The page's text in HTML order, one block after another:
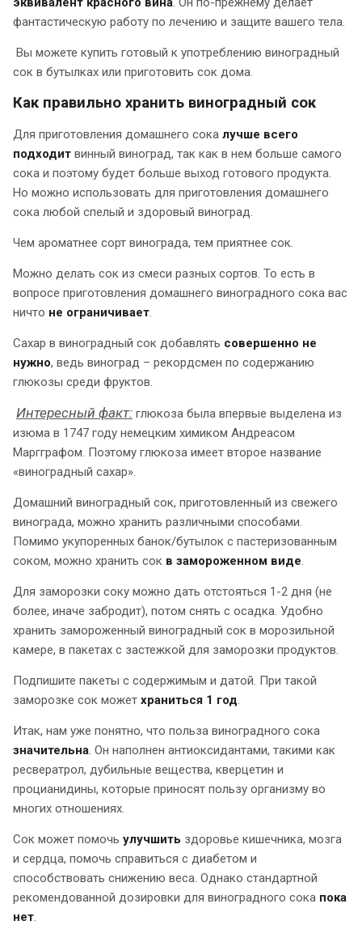
фантастическую работу по лечению и защите вашего тела.
Вы можете купить готовый к употреблению виноградный
сок в бутылках или приготовить сок дома.
Как правильно хранить виноградный сок
Для приготовления домашнего сока лучше всего
подходит винный виноград, так как в нем больше самого
сока и поэтому будет больше выход готового продукта.
Но можно использовать для приготовления домашнего
сока любой спелый и здоровый виноград.
Чем ароматнее сорт винограда, тем приятнее сок.
Можно делать сок из смеси разных сортов. То есть в
вопросе приготовления домашнего виноградного сока вас
ничто не ограничивает.
Сахар в виноградный сок добавлять совершенно не
нужно, ведь виноград – рекордсмен по содержанию
глюкозы среди фруктов.
Интересный факт: глюкоза была впервые выделена из
изюма в 1747 году немецким химиком Андреасом
Маргграфом. Поэтому глюкоза имеет второе название
«виноградный сахар».
Домашний виноградный сок, приготовленный из свежего
винограда, можно хранить различными способами.
Помимо укупоренных банок/бутылок с пастеризованным
соком, можно хранить сок в замороженном виде.
Для заморозки соку можно дать отстояться 1-2 дня (не
более, иначе забродит), потом снять с осадка. Удобно
хранить замороженный виноградный сок в морозильной
камере, в пакетах с застежкой для заморозки продуктов.
Подпишите пакеты с содержимым и датой. При такой
заморозке сок может храниться 1 год.
Итак, нам уже понятно, что польза виноградного сока
значительна. Он наполнен антиоксидантами, такими как
ресвератрол, дубильные вещества, кверцетин и
процианидины, которые приносят пользу организму во
многих отношениях.
Сок может помочь улучшить здоровье кишечника, мозга
и сердца, помочь справиться с диабетом и
способствовать снижению веса. Однако стандартной
рекомендованной дозировки для виноградного сока пока
нет.